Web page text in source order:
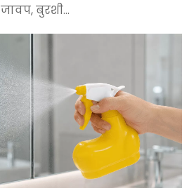
बुरशी...